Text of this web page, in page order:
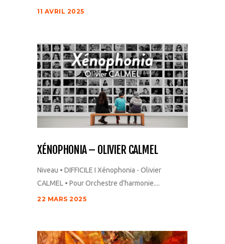
11 AVRIL 2025
XÉNOPHONIA – OLIVIER CALMEL
Niveau • DIFFICILE I Xénophonia - Olivier
CALMEL • Pour Orchestre d'harmonie....
22 MARS 2025